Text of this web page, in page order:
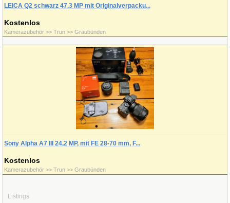
LEICA Q2 schwarz 47,3 MP mit Originalverpacku...
Kostenlos
Kamerazubehör >> Trun >> Graubünden
Sony Alpha A7 III 24,2 MP, mit FE 28-70 mm, F...
Kostenlos
Kamerazubehör >> Trun >> Graubünden
Listings